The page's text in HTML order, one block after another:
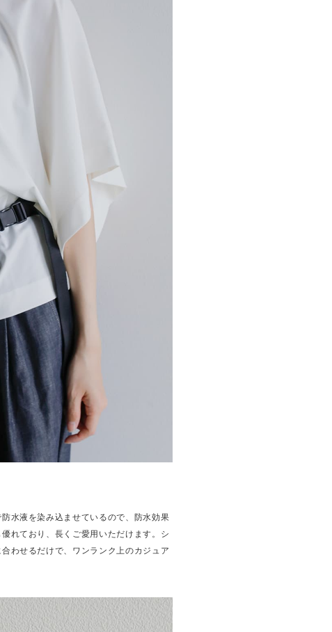
水液を染み込ませているので、防水効果
れており、長くご愛用いただけます。シ
わせるだけで、ワンランク上のカジュア